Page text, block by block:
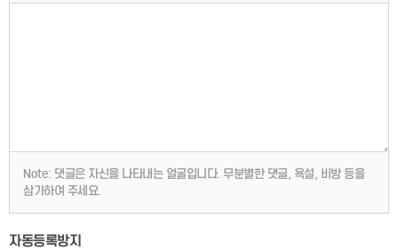
Note: 댓글은 자신을 나타내는 얼굴입니다. 무분별한 댓글, 욕설, 비방 등을
삼가하여 주세요.
자동등록방지